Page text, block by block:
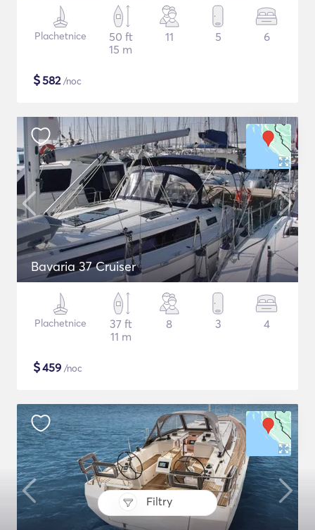
Filtry
Plachetnice
50 ft
15 m
11 5 6
$582/noc
Bavaria 37 Cruiser
Plachetnice
37 ft
11 m
8 3 4
$459 /noc